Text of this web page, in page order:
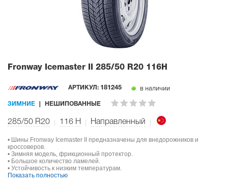
Fronway Icemaster II 285/50 R20 116H
АРТИКУЛ: 181245 в наличии
ЗИМНИЕ НЕШИПОВАННЫЕ
285/50 R20 116 H Направленный
• Шины Fronway Icemaster II предназначены для внедорожников и
кроссоверов.
• Зимняя модель, фрикционный протектор.
• Большое количество ламелей.
• Устойчивость к низким температурам.
Показать полностью